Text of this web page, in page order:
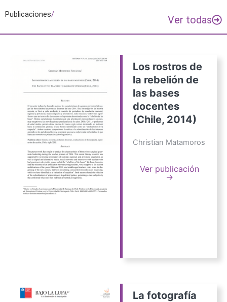
Publicaciones/ Ver todas
Los rostros de
la rebelión de
las bases
docentes
(Chile, 2014)
Christian Matamoros
Ver publicación
→
La fotografía